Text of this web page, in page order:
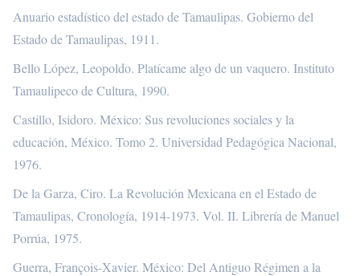
Anuario estadístico del estado de Tamaulipas. Gobierno del
Estado de Tamaulipas, 1911.
Bello López, Leopoldo. Platícame algo de un vaquero. Instituto
Tamaulipeco de Cultura, 1990.
Castillo, Isidoro. México: Sus revoluciones sociales y la
educación, México. Tomo 2. Universidad Pedagógica Nacional,
1976.
De la Garza, Ciro. La Revolución Mexicana en el Estado de
Tamaulipas, Cronología, 1914-1973. Vol. II. Librería de Manuel
Porrúa, 1975.
Guerra, François-Xavier. México: Del Antiguo Régimen a la